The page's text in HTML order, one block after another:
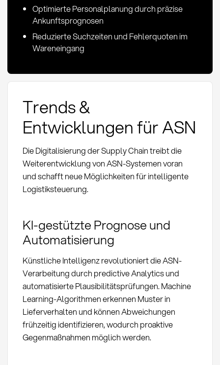
Optimierte Personalplanung durch präzise
Ankunftsprognosen
Reduzierte Suchzeiten und Fehlerquoten im
Wareneingang
Trends &
Entwicklungen für ASN
Die Digitalisierung der Supply Chain treibt die
Weiterentwicklung von ASN-Systemen voran
und schafft neue Möglichkeiten für intelligente
Logistiksteuerung.
KI-gestützte Prognose und
Automatisierung
Künstliche Intelligenz revolutioniert die ASN-
Verarbeitung durch predictive Analytics und
automatisierte Plausibilitätsprüfungen. Machine
Learning-Algorithmen erkennen Muster in
Lieferverhalten und können Abweichungen
frühzeitig identifizieren, wodurch proaktive
Gegenmaßnahmen möglich werden.